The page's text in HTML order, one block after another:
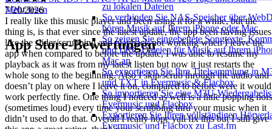
zu lokalen Dateien
So verbinden Sie NAS-Speicher über
hören Musik auf Ihrem iPhone oder Mac
So zeigen Sie eingebettete Songtexte,
und LRC-Dateien für Musik auf Ihrem
Mac an
So exportieren Sie Ihre Titelsammlung in
und TXT in Evermusic & Flacbox
So importieren Sie eine M3U-
Evermusic und Flacbox
Exportieren Sie Ihren vollständigen
Evermusic und Flacbox zu Last.fm
Mehr lesen
App Store-Bewertungen
I really like this music player and been using it for a while, but the
thing is, is that ever since the latest update, the app been having issues
like the slider/scrubbing and playback not working when I leave the
app when compared to before the update, I was able to resume my
playback as it was from my latest listen but now it just restarts the
whole song to the beginning. Also I skip/scrub through the audio and
doesn’t play on where I leave it on, compared to before were it would
work perfectly fine. One thing I noticed as well is a little popping
(sometimes loud) every time your scrubbing thru your music when it
didn’t used to do that. Overall I really hope yall fix this but I still give
this app a great rating, thank you